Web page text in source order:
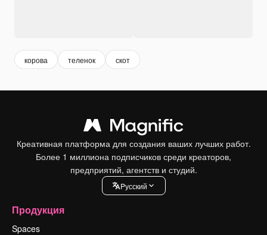
корова теленок скот
Креативная платформа для создания ваших лучших работ.
Более 1 миллиона подписчиков среди креаторов,
предприятий, агентств и студий.
Pусский
Продукция
Spaces